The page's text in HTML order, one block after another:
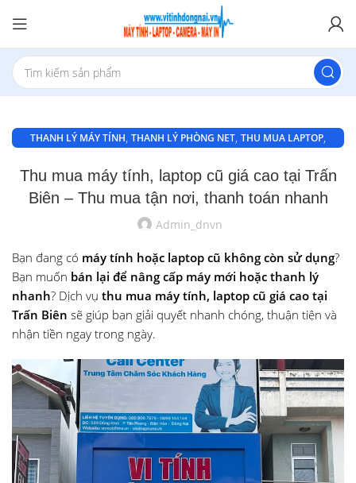
THANH LÝ MÁY TÍNH, THANH LÝ PHÒNG NET, THU MUA LAPTOP,
THU MUA MÁY TÍNH CỦ
Thu mua máy tính, laptop cũ giá cao tại Trấn
Biên – Thu mua tận nơi, thanh toán nhanh
Admin_dnvn
Bạn đang có máy tính hoặc laptop cũ không còn sử dụng?
Bạn muốn bán lại để nâng cấp máy mới hoặc thanh lý
nhanh? Dịch vụ thu mua máy tính, laptop cũ giá cao tại
Trấn Biên sẽ giúp bạn giải quyết nhanh chóng, thuận tiện và
nhận tiền ngay trong ngày.